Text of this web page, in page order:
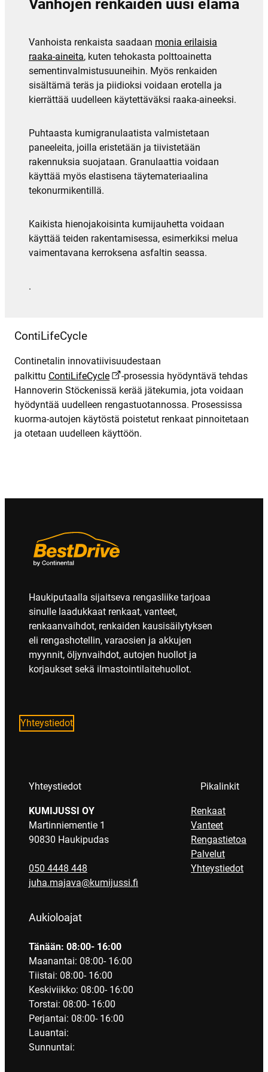
Vanhojen renkaiden uusi elämä
Vanhoista renkaista saadaan monia erilaisia
raaka-aineita, kuten tehokasta polttoainetta
sementinvalmistusuuneihin. Myös renkaiden
sisältämä teräs ja piidioksi voidaan erotella ja
kierrättää uudelleen käytettäväksi raaka-aineeksi.
Puhtaasta kumigranulaatista valmistetaan
paneeleita, joilla eristetään ja tiivistetään
rakennuksia suojataan. Granulaattia voidaan
käyttää myös elastisena täytemateriaalina
tekonurmikentillä.
Kaikista hienojakoisinta kumijauhetta voidaan
käyttää teiden rakentamisessa, esimerkiksi melua
vaimentavana kerroksena asfaltin seassa.
.
ContiLifeCycle
Continetalin innovatiivisuudestaan
palkittu ContiLifeCycle
-prosessia hyödyntävä tehdas
Hannoverin Stöckenissä kerää jätekumia, jota voidaan
hyödyntää uudelleen rengastuotannossa. Prosessissa
kuorma-autojen käytöstä poistetut renkaat pinnoitetaan
ja otetaan uudelleen käyttöön.
Haukiputaalla sijaitseva rengasliike tarjoaa
sinulle laadukkaat renkaat, vanteet,
renkaanvaihdot, renkaiden kausisäilytyksen
eli rengashotellin, varaosien ja akkujen
myynnit, öljynvaihdot, autojen huollot ja
korjaukset sekä ilmastointilaitehuollot.
Yhteystiedot
Yhteystiedot
KUMIJUSSI OY
Martinniementie 1
90830 Haukipudas
050 4448 448
juha.majava@kumijussi.fi
Aukioloajat
Tänään: 08:00- 16:00
Maanantai: 08:00- 16:00
Tiistai: 08:00- 16:00
Keskiviikko: 08:00- 16:00
Torstai: 08:00- 16:00
Perjantai: 08:00- 16:00
Lauantai:
Sunnuntai:
Pikalinkit
Renkaat
Vanteet
Rengastietoa
Palvelut
Yhteystiedot